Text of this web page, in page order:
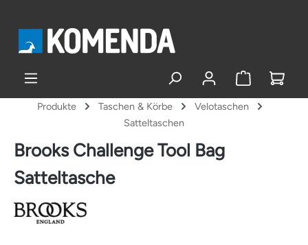
Produkte Taschen & Körbe
Velotaschen
Satteltaschen
Brooks Challenge Tool Bag
Satteltasche